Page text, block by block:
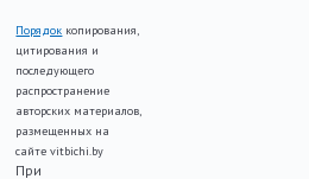
Порядок копирования,
цитирования и
последующего
распространение
авторских материалов,
размещенных на
сайте vitbichi.by
При